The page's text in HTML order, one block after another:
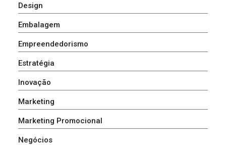
Design
Embalagem
Empreendedorismo
Estratégia
Inovação
Marketing
Marketing Promocional
Negócios